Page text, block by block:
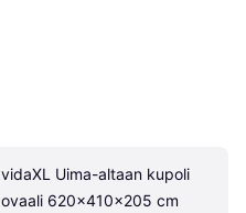
vidaXL Uima-altaan kupoli
ovaali 620x410x205 cm